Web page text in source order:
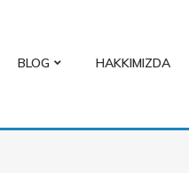
BLOG HAKKIMIZDA